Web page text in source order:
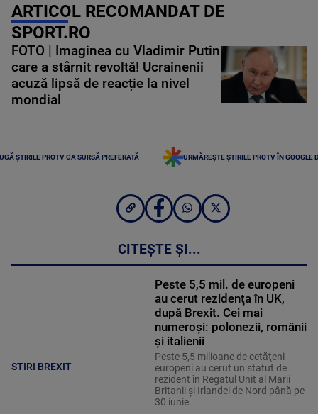
ARTICOL RECOMANDAT DE
SPORT.RO
FOTO | Imaginea cu Vladimir Putin
care a stârnit revoltă! Ucrainenii
acuză lipsă de reacție la nivel
mondial
ȘTIRILE PROTV CA SURSĂ PREFERATĂ URMĂREȘTE ȘTIRILE PROTV ÎN GOOGLE
CITEȘTE ȘI...
STIRI BREXIT
Peste 5,5 mil. de europeni
au cerut rezidenţa în UK,
după Brexit. Cei mai
numeroşi: polonezii, românii
şi italienii
Peste 5,5 milioane de cetăţeni
europeni au cerut un statut de
rezident în Regatul Unit al Marii
Britanii şi Irlandei de Nord până pe
30 iunie.